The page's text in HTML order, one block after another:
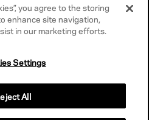
Términos y condiciones
Política de privacidad
you agree to the storing
enhance site navigation,
in our marketing efforts.
Settings
All